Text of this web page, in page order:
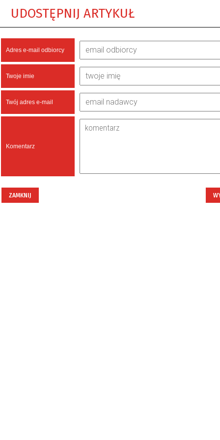
UDOSTĘPNIJ ARTYKUŁ
Adres e-mail odbiorcy
Twoje imie
Twój adres e-mail
Komentarz